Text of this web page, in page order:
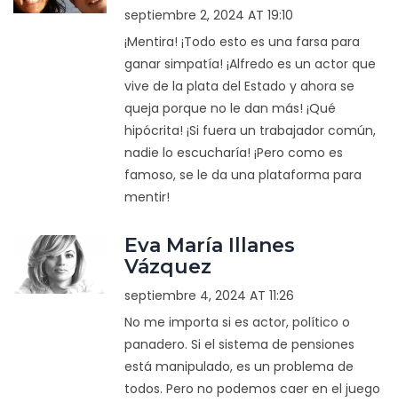
septiembre 2, 2024 AT 19:10
¡Mentira! ¡Todo esto es una farsa para
ganar simpatía! ¡Alfredo es un actor que
vive de la plata del Estado y ahora se
queja porque no le dan más! ¡Qué
hipócrita! ¡Si fuera un trabajador común,
nadie lo escucharía! ¡Pero como es
famoso, se le da una plataforma para
mentir!
Eva María Illanes
Vázquez
septiembre 4, 2024 AT 11:26
No me importa si es actor, político o
panadero. Si el sistema de pensiones
está manipulado, es un problema de
todos. Pero no podemos caer en el juego